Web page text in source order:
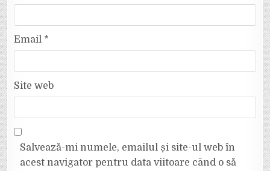
Email *
Site web
Salvează-mi numele, emailul și site-ul web în
acest navigator pentru data viitoare când o să